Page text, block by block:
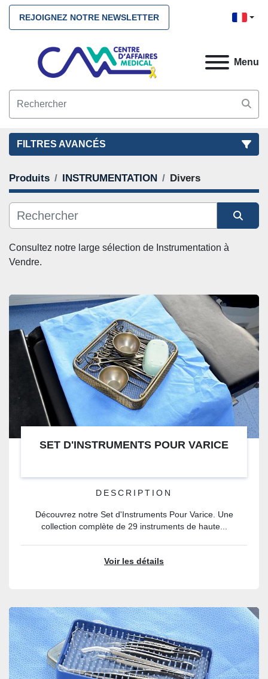
REJOIGNEZ NOTRE NEWSLETTER
Menu
FILTRES AVANCÉS
FILTRES (2) NETTOYEZ TOUS
INSTRUMENTATION
CATÉGORIE
Produits INSTRUMENTATION Divers
Trier par
Consultez notre large sélection de Instrumentation à
Vendre.
SET D'INSTRUMENTS POUR VARICE
DESCRIPTION
Découvrez notre Set d'Instruments Pour Varice. Une
collection complète de 29 instruments de haute...
Voir les détails